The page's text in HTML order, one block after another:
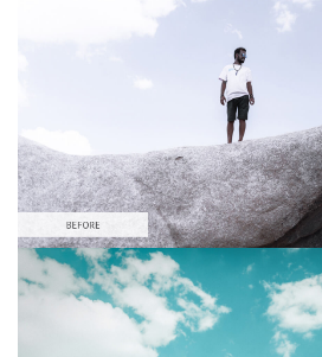
โปรดเลือก
Free Gh5 LUT #7
Premium GoPro LUTs